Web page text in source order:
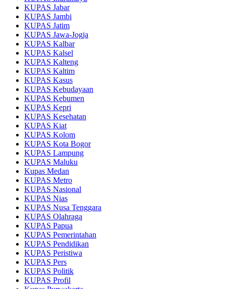
KUPAS Jabar
KUPAS Jambi
KUPAS Jatim
KUPAS Jawa-Jogja
KUPAS Kalbar
KUPAS Kalsel
KUPAS Kalteng
KUPAS Kaltim
KUPAS Kasus
KUPAS Kebudayaan
KUPAS Kebumen
KUPAS Kepri
KUPAS Kesehatan
KUPAS Kiat
KUPAS Kolom
KUPAS Kota Bogor
KUPAS Lampung
KUPAS Maluku
Kupas Medan
KUPAS Metro
KUPAS Nasional
KUPAS Nias
KUPAS Nusa Tenggara
KUPAS Olahraga
KUPAS Papua
KUPAS Pemerintahan
KUPAS Pendidikan
KUPAS Peristiwa
KUPAS Pers
KUPAS Politik
KUPAS Profil